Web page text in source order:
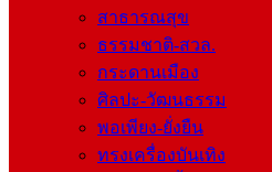
สาธารณสุข
ธรรมชาติ-สวล.
กระดานเมือง
ศิลปะ-วัฒนธรรม
พอเพียง-ยั่งยืน
ทรงเครื่องบันเทิง